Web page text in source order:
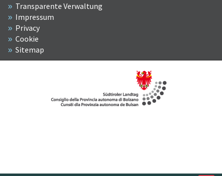
Transparente Verwaltung
Impressum
Privacy
Cookie
Sitemap